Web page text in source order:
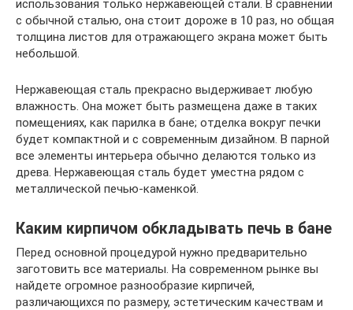
использования только нержавеющей стали. В сравнении
с обычной сталью, она стоит дороже в 10 раз, но общая
толщина листов для отражающего экрана может быть
небольшой.
Нержавеющая сталь прекрасно выдерживает любую
влажность. Она может быть размещена даже в таких
помещениях, как парилка в бане; отделка вокруг печки
будет компактной и с современным дизайном. В парной
все элементы интерьера обычно делаются только из
древа. Нержавеющая сталь будет уместна рядом с
металлической печью-каменкой.
Каким кирпичом обкладывать печь в бане
Перед основной процедурой нужно предварительно
заготовить все материалы. На современном рынке вы
найдете огромное разнообразие кирпичей,
различающихся по размеру, эстетическим качествам и